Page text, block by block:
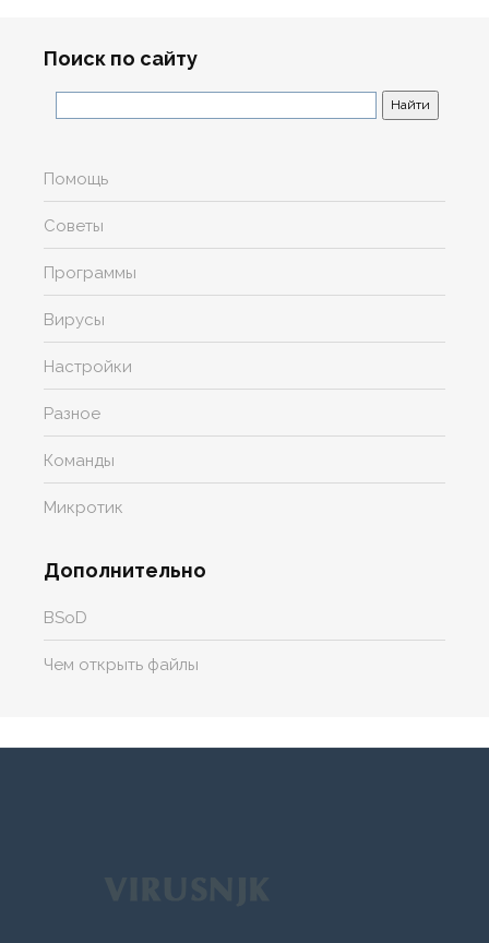
Поиск по сайту
Помощь
Советы
Программы
Вирусы
Настройки
Разное
Команды
Микротик
Дополнительно
BSoD
Чем открыть файлы